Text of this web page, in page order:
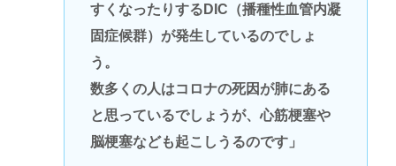
すくなったりするDIC（播種性血管内凝
固症候群）が発生しているのでしょ
う。
数多くの人はコロナの死因が肺にある
と思っているでしょうが、心筋梗塞や
脳梗塞なども起こしうるのです」